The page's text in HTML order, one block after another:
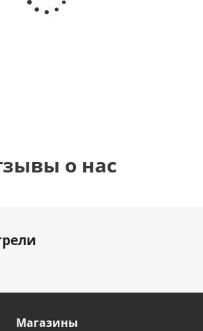
Сердце розовое
о нас
Магазины